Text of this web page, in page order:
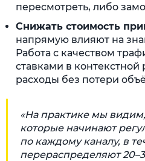
пересмотреть, либо
Снижать стоимость
напрямую влияют на
Работа с качеством
ставками в
расходы без потери
«На практике мы
которые начинают
по каждому каналу, в
перераспределяют